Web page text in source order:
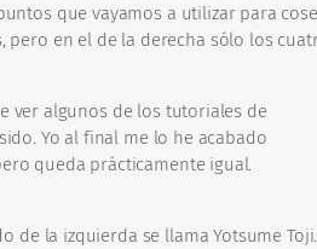
que vayamos a utilizar para
pero en el de la derecha sólo los
ver algunos de los tutoriales de
Yo al final me lo he acabado
queda prácticamente igual.
de la izquierda se llama Yotsume